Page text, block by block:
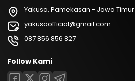
Yakusa, Pamekasan - Jawa Timur
yakusaofficial@gmail.com
087 856 856 827
Follow Kami